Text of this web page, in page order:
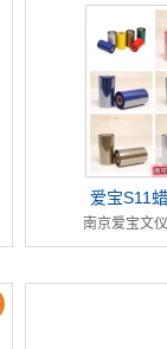
爱宝S11
南京爱宝文